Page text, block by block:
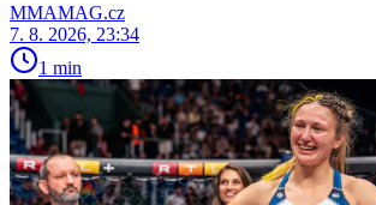
MMAMAG.cz
7. 8. 2026, 23:34
1 min